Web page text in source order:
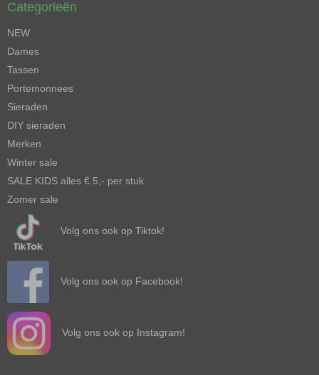
Categorieën
NEW
Dames
Tassen
Portemonnees
Sieraden
DIY sieraden
Merken
Winter sale
SALE KIDS alles € 5,- per stuk
Zomer sale
Volg ons ook op Tiktok!
Volg ons ook op Facebook!
Volg ons ook op Instagram!